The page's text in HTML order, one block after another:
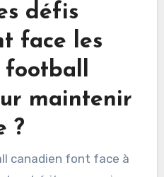
Chacune de
attributs uniques et
figures sportives dans
défis
face les